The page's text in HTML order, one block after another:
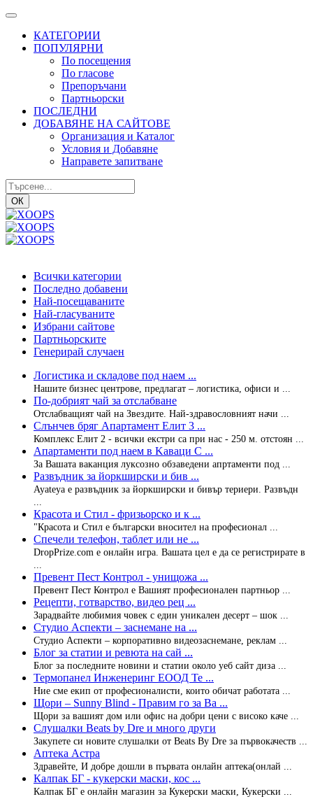
КАТЕГОРИИ
ПОПУЛЯРНИ
По посещения
По гласове
Препоръчани
Партньорски
ПОСЛЕДНИ
ДОБАВЯНЕ НА САЙТОВЕ
Организация и Каталог
Условия и Добавяне
Направете запитване
ОК
Всички категории
Последно добавени
Най-посещаваните
Най-гласуваните
Избрани сайтове
Партньорските
Генерирай случаен
Логистика и складове под наем ...
Нашите бизнес центрове, предлагат – логистика, офиси и ...
По-добрият чай за отслабване
Отслабващият чай на Звездите. Най-здравословният начи ...
Слънчев бряг Апартамент Елит 3 ...
Комплекс Елит 2 - всички екстри са при нас - 250 м. отстоян ...
Апартаменти под наем в Kaваци С ...
За Вашата ваканция луксозно обзаведени апртаменти под ...
Развъдник за йоркширски и бив ...
Ayateya e развъдник за йоркширски и бивър териери. Развъдн
Красота и Стил - фризьорско и к ...
"Красота и Стил е български вносител на професионал ...
Спечели телефон, таблет или не ...
DropPrize.com е онлайн игра. Вашата цел е да се регистрирате в
Превент Пест Контрол - унищожа ...
Превент Пест Контрол е Вашият професионален партньор ...
Рецепти, готварство, видео рец ...
Зарадвайте любимия човек с един уникален десерт – шок ...
Студио Аспекти – заснемане на ...
Студио Аспекти – корпоративно видеозаснемане, реклам ...
Блог за статии и ревюта на сай ...
Блог за последните новини и статии около уеб сайт диза ...
Термопанел Инженеринг ЕООД Те ...
Ние сме екип от професионалисти, които обичат работата ...
Щори – Sunny Blind - Правим го за Ва ...
Щори за вашият дом или офис на добри цени с високо каче ...
Слушалки Beats by Dre и много други
Закупете си новите слушалки от Beats By Dre за първокачеств ...
Аптека Астра
Здравейте, И добре дошли в първата онлайн аптека(онлай ...
Калпак БГ - кукерски маски, кос ...
Калпак БГ е онлайн магазин за Кукерски маски, Кукерски ...